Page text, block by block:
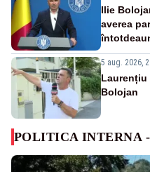
Ilie
averea
5 aug. 2026,
Bolojan
POLITICA INTERNA